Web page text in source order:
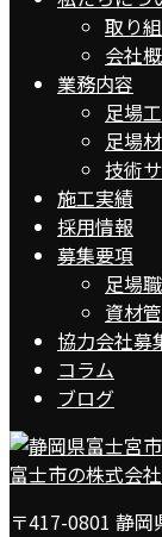
取り
会社
業務内容
足場
足場
技術
施工実績
採用情報
募集要項
足場
資材
協力会社募
コラム
ブログ
〒417-0801 静